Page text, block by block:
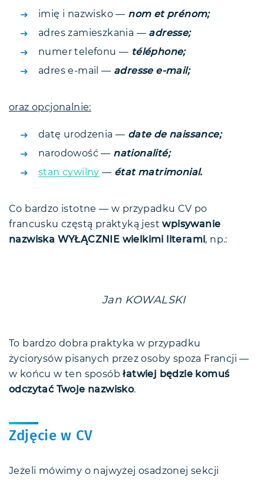
imię i nazwisko — nom et prénom;
adres zamieszkania — adresse;
numer telefonu — téléphone;
adres e-mail — adresse e-mail;
oraz opcjonalnie:
datę urodzenia — date de naissance;
narodowość — nationalité;
stan cywilny — état matrimonial.
Co bardzo istotne — w przypadku CV po
francusku częstą praktyką jestwpisywanie
nazwiska WYŁĄCZNIE wielkimi literami, np.:
Jan KOWALSKI
To bardzo dobra praktyka w przypadku
życiorysów pisanych przez osoby spoza Francji —
w końcu w ten sposóbłatwiej będzie komuś
odczytać Twoje nazwisko.
Zdjęcie w CV
Jeżeli mówimy o najwyżej osadzonej sekcji